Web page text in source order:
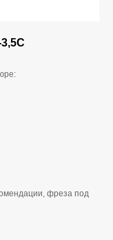
фреза под